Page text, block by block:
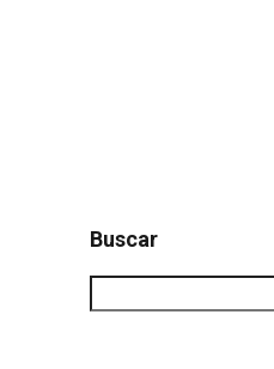
Buscar